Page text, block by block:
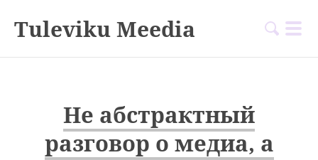
Tuleviku Meedia
Не абстрактный
разговор о медиа, а